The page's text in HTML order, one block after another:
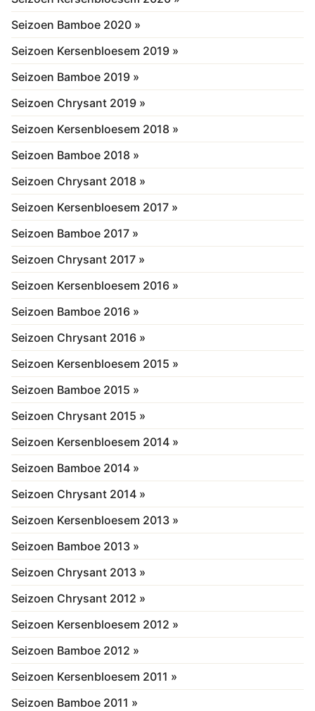
Seizoen Bamboe 2020 »
Seizoen Kersenbloesem 2019 »
Seizoen Bamboe 2019 »
Seizoen Chrysant 2019 »
Seizoen Kersenbloesem 2018 »
Seizoen Bamboe 2018 »
Seizoen Chrysant 2018 »
Seizoen Kersenbloesem 2017 »
Seizoen Bamboe 2017 »
Seizoen Chrysant 2017 »
Seizoen Kersenbloesem 2016 »
Seizoen Bamboe 2016 »
Seizoen Chrysant 2016 »
Seizoen Kersenbloesem 2015 »
Seizoen Bamboe 2015 »
Seizoen Chrysant 2015 »
Seizoen Kersenbloesem 2014 »
Seizoen Bamboe 2014 »
Seizoen Chrysant 2014 »
Seizoen Kersenbloesem 2013 »
Seizoen Bamboe 2013 »
Seizoen Chrysant 2013 »
Seizoen Chrysant 2012 »
Seizoen Kersenbloesem 2012 »
Seizoen Bamboe 2012 »
Seizoen Kersenbloesem 2011 »
Seizoen Bamboe 2011 »